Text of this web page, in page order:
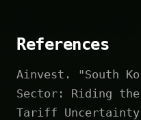
References
Ainvest. "South
Sector: Riding the
Tariff